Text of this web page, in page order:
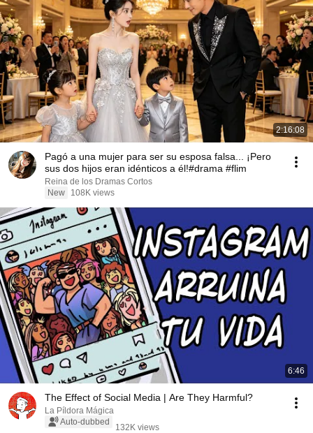
2:16:08
Pagó a una mujer para ser su esposa falsa... ¡Pero
sus dos hijos eran idénticos a él!#drama #flim
Reina de los Dramas Cortos
New
108K views
6:46
The Effect of Social Media | Are They Harmful?
La Píldora Mágica
Auto-dubbed
132K views